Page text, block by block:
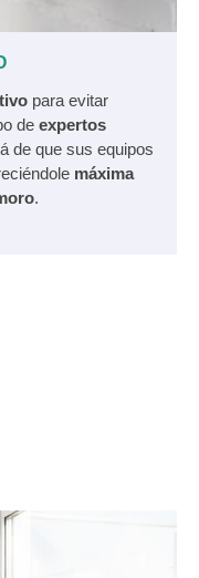
para evitar
de expertos
de que sus equipos
máxima
.